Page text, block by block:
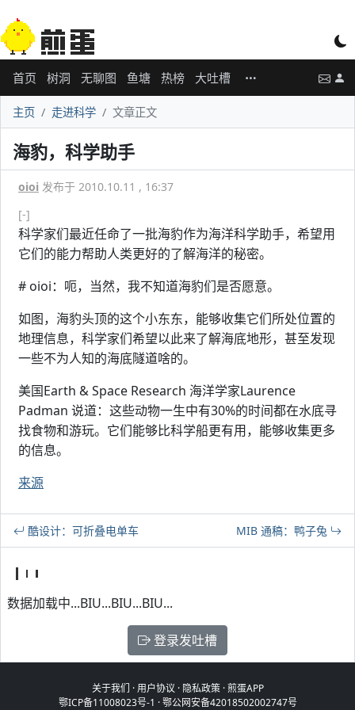
首页 树洞 无聊图 鱼塘 热榜 大吐槽
主页 走进科学 文章正文
海豹，科学助手
oioi 发布于 2010.10.11 , 16:37
[-]
科学家们最近任命了一批海豹作为海洋科学助手，希望用
它们的能力帮助人类更好的了解海洋的秘密。
# oioi：呃，当然，我不知道海豹们是否愿意。
如图，海豹头顶的这个小东东，能够收集它们所处位置的
地理信息，科学家们希望以此来了解海底地形，甚至发现
一些不为人知的海底隧道啥的。
美国Earth & Space Research 海洋学家Laurence
Padman 说道：这些动物一生中有30%的时间都在水底寻
找食物和游玩。它们能够比科学船更有用，能够收集更多
的信息。
来源
酷设计：可折叠电单车 MIB 通稿：鸭子兔
数据加载中...BIU...BIU...BIU...
登录发吐槽
关于我们 ·用户协议 · 隐私政策·煎蛋APP
鄂ICP备11008023号-1 ·鄂公网安备42018502002747号